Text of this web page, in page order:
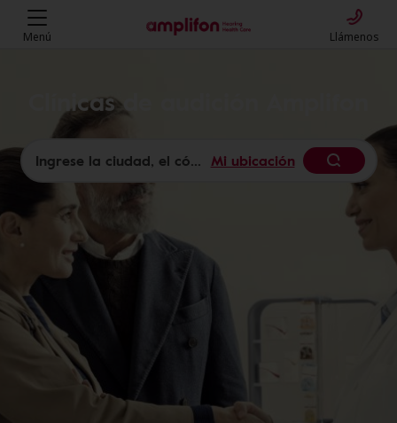
Menú Llámenos
Clínicas de audición Amplifon
Mi ubicación